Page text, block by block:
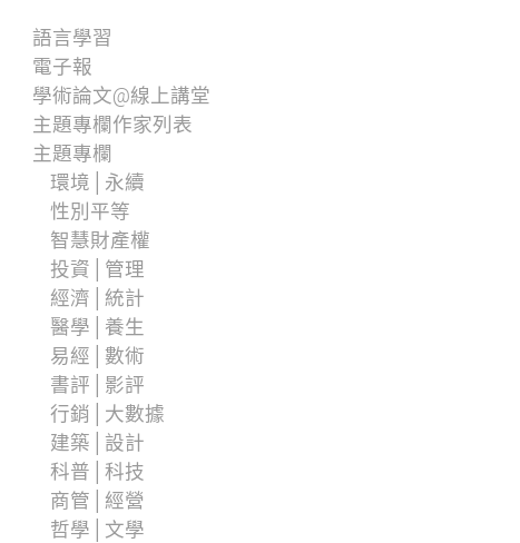
語言學習
電子報
學術論文@線上講堂
主題專欄作家列表
主題專欄
環境│永續
性別平等
智慧財產權
投資│管理
經濟│統計
醫學│養生
易經│數術
書評│影評
行銷│大數據
建築│設計
科普│科技
商管│經營
哲學│文學